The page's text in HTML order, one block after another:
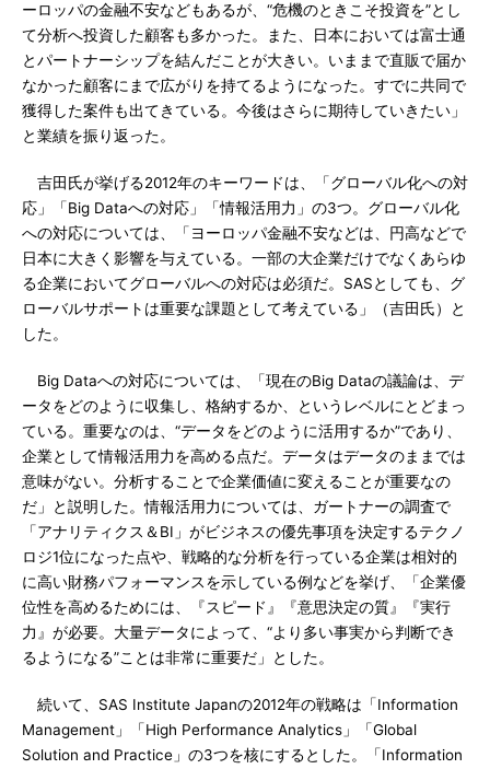
ーロッパの金融不安などもあるが、“危機のときこそ投資を”とし
て分析へ投資した顧客も多かった。また、日本においては富士通
とパートナーシップを結んだことが大きい。いままで直販で届か
なかった顧客にまで広がりを持てるようになった。すでに共同で
獲得した案件も出てきている。今後はさらに期待していきたい」
と業績を振り返った。
吉田氏が挙げる2012年のキーワードは、「グローバル化への対
応」「Big Dataへの対応」「情報活用力」の3つ。グローバル化
への対応については、「ヨーロッパ金融不安などは、円高などで
日本に大きく影響を与えている。一部の大企業だけでなくあらゆ
る企業においてグローバルへの対応は必須だ。SASとしても、グ
ローバルサポートは重要な課題として考えている」（吉田氏）と
した。
Big Dataへの対応については、「現在のBig Dataの議論は、デ
ータをどのように収集し、格納するか、というレベルにとどまっ
ている。重要なのは、“データをどのように活用するか”であり、
企業として情報活用力を高める点だ。データはデータのままでは
意味がない。分析することで企業価値に変えることが重要なの
だ」と説明した。情報活用力については、ガートナーの調査で
「アナリティクス＆BI」がビジネスの優先事項を決定するテクノ
ロジ1位になった点や、戦略的な分析を行っている企業は相対的
に高い財務パフォーマンスを示している例などを挙げ、「企業優
位性を高めるためには、『スピード』『意思決定の質』『実行
力』が必要。大量データによって、“より多い事実から判断でき
るようになる”ことは非常に重要だ」とした。
続いて、SAS Institute Japanの2012年の戦略は「Information
Management」「High Performance Analytics」「Global
Solution and Practice」の3つを核にするとした。「Information